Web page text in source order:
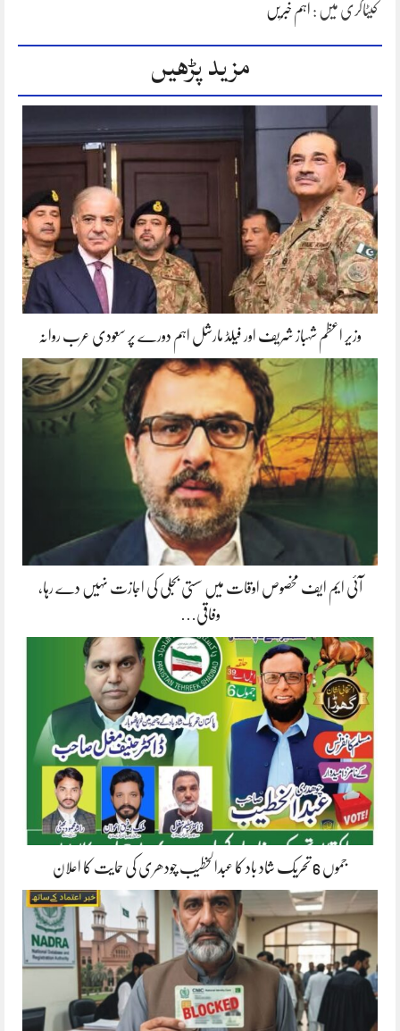
کیٹاگری میں : اہم خبریں
مزید پڑھیں
وزیر اعظم شہباز شریف اور فیلڈ مارشل اہم دورے پر سعودی عرب روانہ
آئی ایم ایف مخصوص اوقات میں سستی بجلی کی اجازت نہیں دے رہا،
وفاقی…
جموں 6 تحریک شاد باد کا عبدالخطیب چودھری کی حمایت کا اعلان